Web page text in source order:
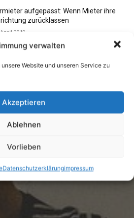
verwalten
Website und unseren Service zu
Akzeptieren
Ablehnen
Vorlieben
Datenschutzerklärungimpressum
aufgepasst: Wenn Mieter ihre
zurücklassen
2019
«Das Hausreparatur-Buch»
Neuer Look fürs